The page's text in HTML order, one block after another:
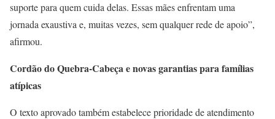
suporte para quem cuida delas. Essas mães enfrentam uma
jornada exaustiva e, muitas vezes, sem qualquer rede de apoio”,
afirmou.
Cordão do Quebra-Cabeça e novas garantias para famílias
atípicas
O texto aprovado também estabelece prioridade de atendimento